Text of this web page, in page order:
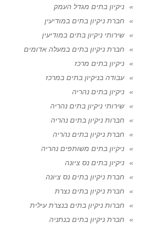
ניקיון בתים מגדל העמק
חברת ניקיון בתים במודיעין
שירותי ניקיון בתים במודיעין
חברת ניקיון בתים במעלה אדומים
ניקיון בתים מרכז
עבודה בניקיון בתים במרכז
ניקיון בתים נהריה
שירותי ניקיון בתים נהריה
חברות ניקיון בתים נהריה
חברת ניקיון בתים נהריה
ניקיון בתים משותפים נהריה
ניקיון בתים נס ציונה
חברת ניקיון בתים נס ציונה
חברת ניקיון בתים נצרת
חברות ניקיון בתים בנצרת עילית
חברת ניקיון בתים בנתניה